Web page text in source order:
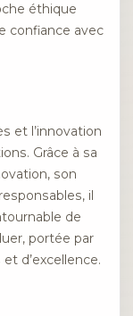
éthique
confiance avec
et l’innovation
Grâce à sa
son
il
de
portée par
d’excellence.